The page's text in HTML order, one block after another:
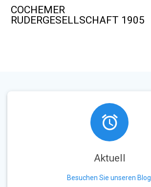
Inhalt
springen
COCHEMER
RUDERGESELLSCHAFT 1905
Aktuell
Besuchen Sie unseren Blog